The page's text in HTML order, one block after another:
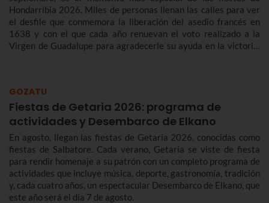
Hondarribia 2026. Miles de personas llenan las calles para ver
el desfile que conmemora la liberación del asedio francés en
1638 y con el que cada año renuevan el voto realizado a la
Virgen de Guadalupe para agradecerle su ayuda en la victoria.
septiembre.
GOZATU
Fiestas de Getaria 2026: programa de
actividades y Desembarco de Elkano
En agosto, llegan las fiestas de Getaria 2026, conocidas como
fiestas de Salbatore. Cada verano, Getaria se viste de fiesta
para rendir homenaje a su patrón con un completo programa de
actividades que incluye música, deporte, gastronomía, tradición
y, cada cuatro años, un espectacular Desembarco de Elkano, que
este año será el día 7 de agosto.